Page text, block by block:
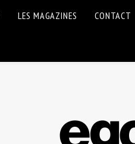
LES MAGAZINES CONTACT